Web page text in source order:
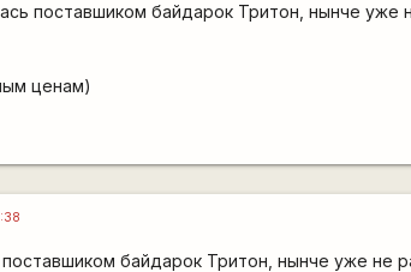
поставшиком байдарок Тритон, нынче уже
ценам)
байдарок Тритон, нынче уже не